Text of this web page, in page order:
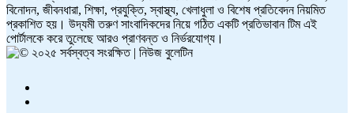
বিনোদন, জীবনধারা, শিক্ষা, প্রযুক্তি, স্বাস্থ্য, খেলাধুলা ও বিশেষ প্রতিবেদন নিয়মিত
প্রকাশিত হয়। উদ্যমী তরুণ সাংবাদিকদের নিয়ে গঠিত একটি প্রতিভাবান টিম এই
পোর্টালকে করে তুলেছে আরও প্রাণবন্ত ও নির্ভরযোগ্য।